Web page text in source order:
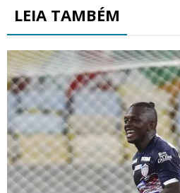
LEIA TAMBÉM